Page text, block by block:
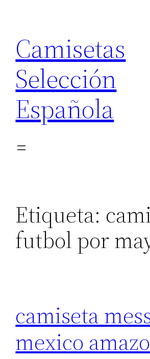
contenido
Camisetas
Selección
Española
Etiqueta:
futbol por
camiseta
mexico